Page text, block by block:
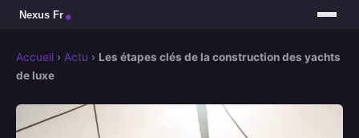
Accueil › Actu › Les étapes clés de la construction des yachts
de luxe